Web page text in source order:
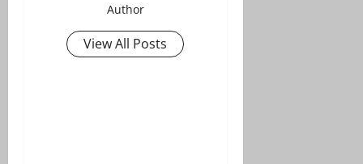
Author
View All Posts